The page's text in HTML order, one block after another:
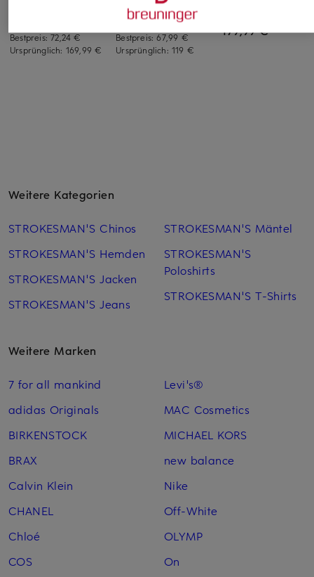
Bestpreis:72,24 €
Ursprünglich: 169,99 €
79,99 €
Bestpreis:67,99 €
Ursprünglich: 119 €
179,99 €
Weitere Kategorien
STROKESMAN'S Chinos
STROKESMAN'S Hemden
STROKESMAN'S Jacken
STROKESMAN'S Jeans
STROKESMAN'S Mäntel
STROKESMAN'S
Poloshirts
STROKESMAN'S T-Shirts
Weitere Marken
7 for all mankind
adidas Originals
BIRKENSTOCK
BRAX
Calvin Klein
CHANEL
Chloé
COS
Levi's®
MAC Cosmetics
MICHAEL KORS
new balance
Nike
Off-White
OLYMP
On